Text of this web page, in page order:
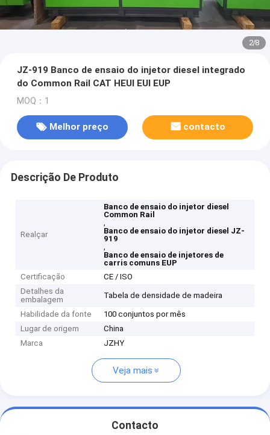
2/8
JZ-919 Banco de ensaio do injetor diesel integrado
do Common Rail CAT HEUI EUI EUP
MOQ：1
Melhor preço contacto
Descrição De Produto
Realçar
Banco de ensaio do injetor diesel
Common Rail
,
Banco de ensaio do injetor diesel JZ-
919
,
Banco de ensaio de injetores de
carris comuns EUP
Certificação
CE / ISO
Detalhes da
embalagem
Tabela de densidade de madeira
Habilidade da fonte
100 conjuntos por mês
Lugar de origem
China
Marca
JZHY
Veja mais
Contacto